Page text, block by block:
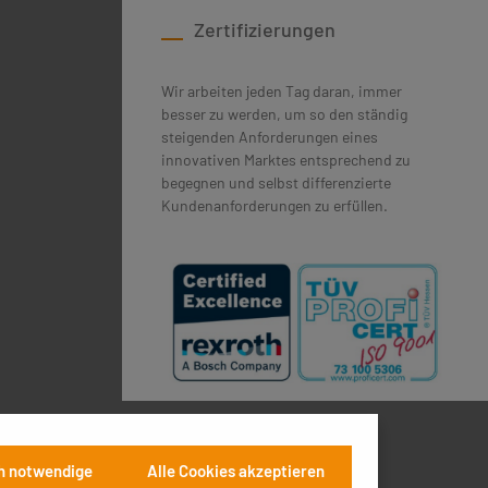
Zertifizierungen
Wir arbeiten jeden Tag daran, immer
besser zu werden, um so den ständig
steigenden Anforderungen eines
innovativen Marktes entsprechend zu
begegnen und selbst differenzierte
Kundenanforderungen zu erfüllen.
notwendige Alle Cookies akzeptieren